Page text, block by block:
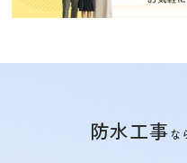
防水工事な